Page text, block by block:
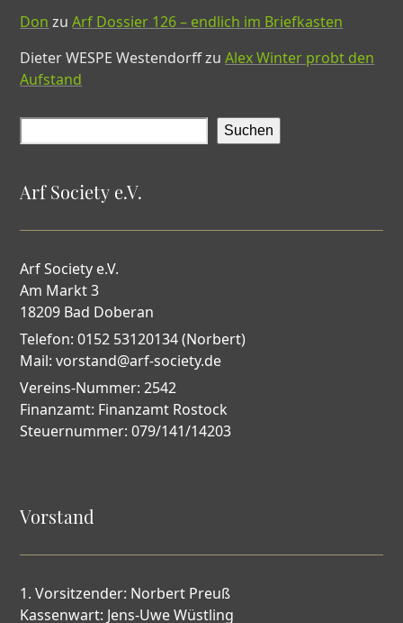
Don zuArf Dossier 126 – endlich im Briefkasten
Dieter WESPE WestendorffzuAlex Winter probt den
Aufstand
Suchen
Arf Society e.V.
Arf Society e.V.
Am Markt 3
18209 Bad Doberan
Telefon: 0152 53120134 (Norbert)
Mail: vorstand@arf-society.de
Vereins-Nummer: 2542
Finanzamt: Finanzamt Rostock
Steuernummer: 079/141/14203
Vorstand
1. Vorsitzender: Norbert Preuß
Kassenwart: Jens-Uwe Wüstling